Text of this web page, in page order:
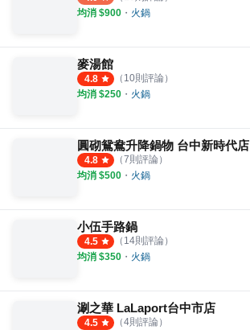
均消 $900 ・ 火鍋
麥湯館
4.8 （ 10則評論）
均消 $250 ・ 火鍋
圓砌鴛鴦升降鍋物 台中新時代店
4.8 （7則評論）
均消 $500 ・ 火鍋
小伍手路鍋
4.5 （ 14則評論）
均消 $350 ・ 火鍋
涮之華 LaLaport台中市店
4.5 （4則評論）